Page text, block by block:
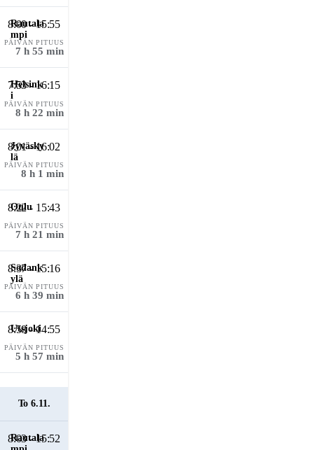
8:00 - 15:55
PÄIVÄN PITUUS
7 h 55 min
7:53 - 16:15
PÄIVÄN PITUUS
8 h 22 min
8:01 - 16:02
PÄIVÄN PITUUS
8 h 1 min
8:22 - 15:43
PÄIVÄN PITUUS
7 h 21 min
8:37 - 15:16
PÄIVÄN PITUUS
6 h 39 min
8:58 - 14:55
PÄIVÄN PITUUS
5 h 57 min
To 6.11.
8:03 - 15:52